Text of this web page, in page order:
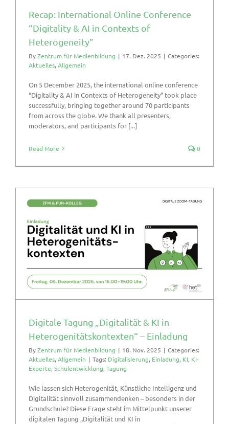
Recap: International Online Conference
“Digitality & AI in Contexts of
Heterogeneity”
ByZentrum für Medienbildung | 17. Dez. 2025 | Categories:
Aktuelles, Allgemein
On 5 December 2025, the international online conference
“Digitality & AI in Contexts of Heterogeneity” took place
successfully, bringing together around 70 participants
from across the globe. We thank all presenters,
moderators, and participants for [...]
Read More 0
Digitale Tagung „Digitalität & KI in
Heterogenitätskontexten“ – Einladung
ByZentrum für Medienbildung | 18. Nov. 2025 | Categories:
Aktuelles, Allgemein | Tags: Digitalisierung, Einladung, KI, KI-
Experte, Schulentwicklung, Tagung
Wie lassen sich Heterogenität, Künstliche Intelligenz und
Digitalität sinnvoll zusammendenken – besonders in der
Grundschule? Diese Frage steht im Mittelpunkt unserer
digitalen Tagung „Digitalität und KI in